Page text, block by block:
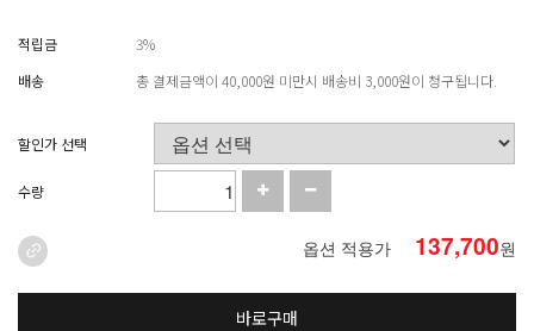
적립금
3%
배송
총 결제금액이 40,000원 미만시 배송비 3,000원이 청구됩니다.
할인가 선택
수량
옵션 적용가 137,700원
바로구매